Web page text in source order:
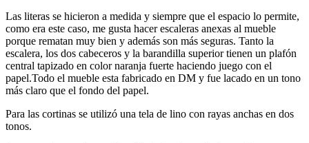
Las literas se hicieron a medida y siempre que el espacio lo permite,
como era este caso, me gusta hacer escaleras anexas al mueble
porque rematan muy bien y además son más seguras. Tanto la
escalera, los dos cabeceros y la barandilla superior tienen un plafón
central tapizado en color naranja fuerte haciendo juego con el
papel.Todo el mueble esta fabricado en DM y fue lacado en un tono
más claro que el fondo del papel.
Para las cortinas se utilizó una tela de lino con rayas anchas en dos
tonos.